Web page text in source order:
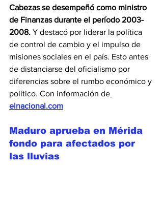
Cabezas se desempeñó como ministro
de Finanzas durante el período 2003-
2008. Y destacó por liderar la política
de control de cambio y el impulso de
misiones sociales en el país. Esto antes
de distanciarse del oficialismo por
diferencias sobre el rumbo económico y
político. Con información de
elnacional.com
Maduro aprueba en Mérida
fondo para afectados por
las lluvias